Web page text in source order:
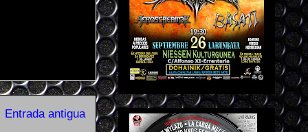
Entrada antigua